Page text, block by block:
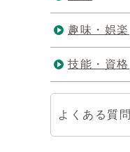
趣味・娯楽
技能・資格
よくある質問